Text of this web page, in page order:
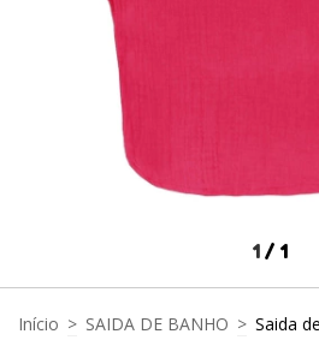
1 / 1
Início > SAIDA DE BANHO > Saida